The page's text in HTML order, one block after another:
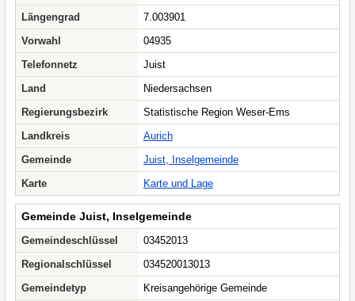
Längengrad
7.003901
Vorwahl
04935
Telefonnetz
Juist
Land
Niedersachsen
Regierungsbezirk
Statistische Region Weser-Ems
Landkreis
Aurich
Gemeinde
Juist, Inselgemeinde
Karte
Karte und Lage
Gemeinde Juist, Inselgemeinde
Gemeindeschlüssel
03452013
Regionalschlüssel
034520013013
Gemeindetyp
Kreisangehörige Gemeinde